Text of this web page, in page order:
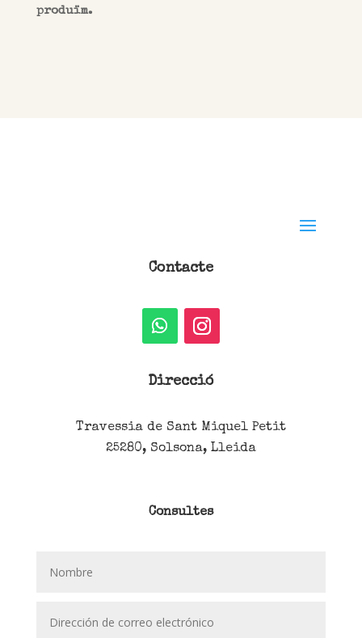
produïm.
Contacte
Direcció
Travessia de Sant Miquel Petit
25280, Solsona, Lleida
Consultes